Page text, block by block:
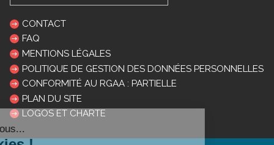
CONTACT
FAQ
MENTIONS LÉGALES
POLITIQUE DE GESTION DES DONNÉES PERSONNELLES
CONFORMITÉ AU RGAA : PARTIELLE
PLAN DU SITE
LOGOS ET CHARTE